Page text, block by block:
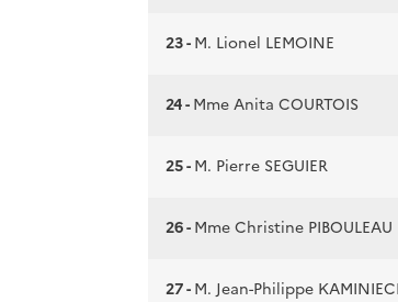
23 -M. Lionel LEMOINE
24 -Mme Anita COURTOIS
25 -M. Pierre SEGUIER
26 -Mme Christine PIBOULEAU
27 -M. Jean-Philippe